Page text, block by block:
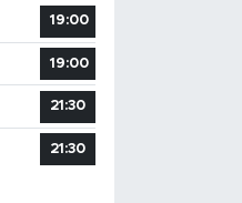
19:00
19:00
21:30
21:30